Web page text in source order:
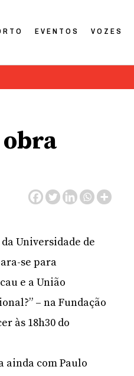
EVENTOS VOZES
obra
Universidade de
se para
e a União
– na Fundação
às 18h30 do
ainda com Paulo